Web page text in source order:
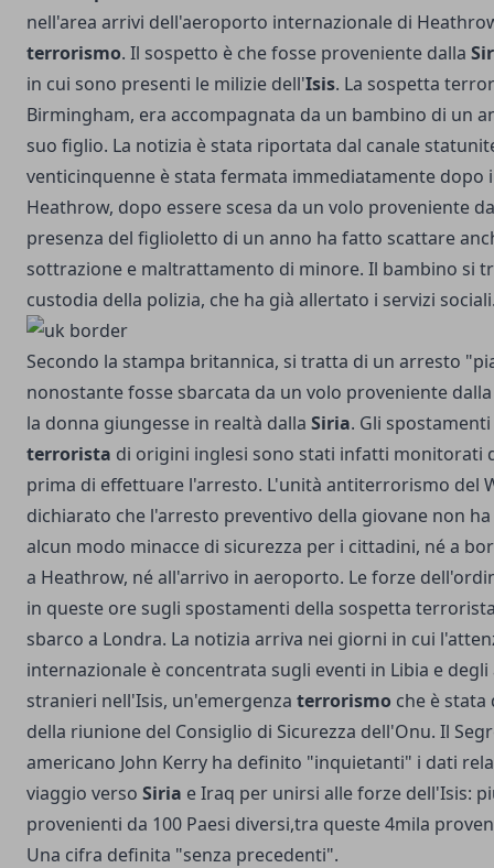
nell'area arrivi dell'aeroporto internazionale di
terrorismo. Il sospetto è che fosse proveniente dalla
in cui sono presenti le milizie dell'Isis. La sospetta
Birmingham, era accompagnata da un bambino di un
suo figlio. La notizia è stata riportata dal canale
venticinquenne è stata fermata immediatamente dopo
Heathrow, dopo essere scesa da un volo proveniente
presenza del figlioletto di un anno ha fatto scattare
sottrazione e maltrattamento di minore. Il bambino si
custodia della polizia, che ha già allertato i servizi
Secondo la stampa britannica, si tratta di un arresto
nonostante fosse sbarcata da un volo proveniente
la donna giungesse in realtà dalla Siria. Gli
terrorista di origini inglesi sono stati infatti monitorati
prima di effettuare l'arresto. L'unità antiterrorismo del
dichiarato che l'arresto preventivo della giovane non
alcun modo minacce di sicurezza per i cittadini, né a
a Heathrow, né all'arrivo in aeroporto. Le forze
in queste ore sugli spostamenti della sospetta
sbarco a Londra. La notizia arriva nei giorni in cui
internazionale è concentrata sugli eventi in Libia e
stranieri nell'Isis, un'emergenza terrorismo che è
della riunione del Consiglio di Sicurezza dell'Onu. Il
americano John Kerry ha definito "inquietanti" i dati
viaggio verso Siria e Iraq per unirsi alle forze dell'Isis:
provenienti da 100 Paesi diversi,tra queste 4mila
Una cifra definita "senza precedenti".